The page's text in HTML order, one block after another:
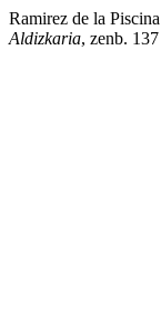
Ramirez de la
Aldizkaria, zenb.